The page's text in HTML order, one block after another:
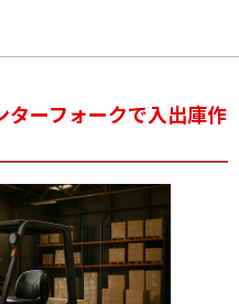
ターフォークで入出庫作